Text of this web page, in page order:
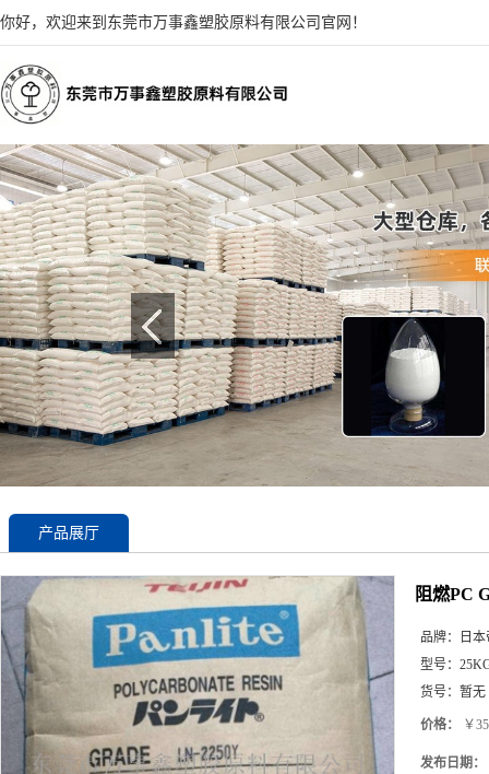
你好，欢迎来到东莞市万事鑫塑胶原料有限公司官网！
产品展厅
阻燃PC
品牌：
日
型号：
货号： 暂无
价格： ￥
发布日期：